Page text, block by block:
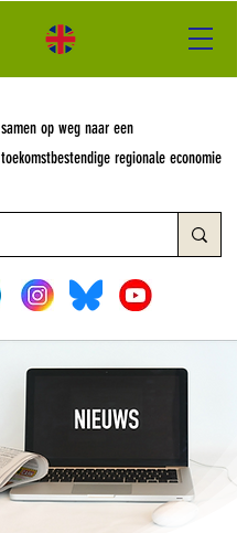
samen op weg naar een
toekomstbestendige regionale economie